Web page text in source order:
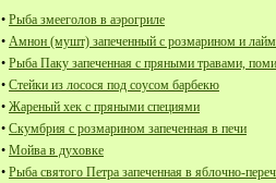
• Рыба змееголов в аэрогриле
• Амнон (мушт) запеченный с розмарином и
• Рыба Паку запеченная с пряными травами,
• Стейки из лосося под соусом барбекю
• Жареный хек с пряными специями
• Скумбрия с розмарином запеченная в печи
• Мойва в духовке
• Рыба святого Петра запеченная в яблочно-